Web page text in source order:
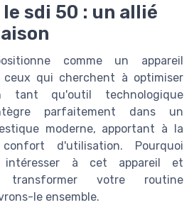
sdi 50 : un allié
comme un appareil
ceux qui cherchent à optimiser
tant qu'outil technologique
parfaitement dans un
moderne, apportant à la
d'utilisation. Pourquoi
intéresser à cet appareil et
transformer votre routine
le ensemble.